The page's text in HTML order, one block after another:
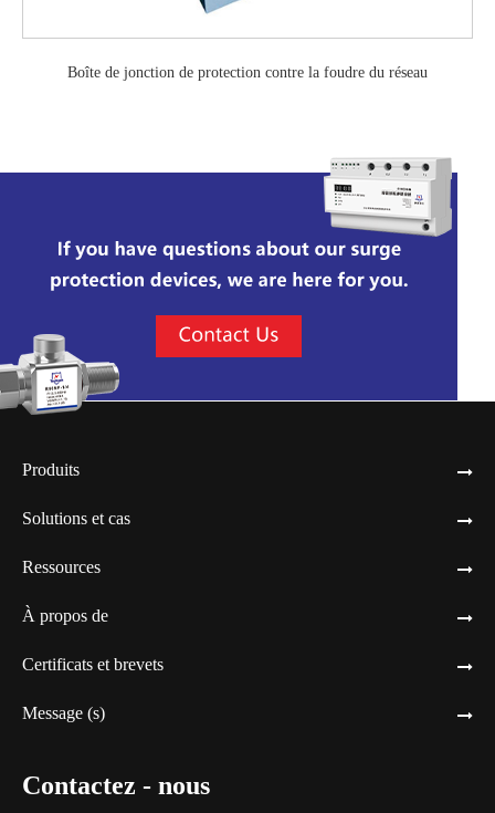
Boîte de jonction de protection contre la foudre du réseau
Produits
Solutions et cas
Ressources
À propos de
Certificats et brevets
Message (s)
Contactez - nous